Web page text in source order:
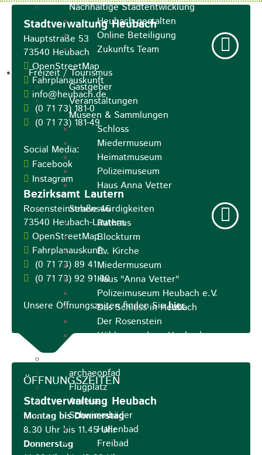
Nachhaltige Stadtentwicklung
Heubach gestalten
Online Beteiligung
Zukunfts Team
Freizeit / Tourismus
Gastgeber
Veranstaltungen
Museen & Sammlungen
Schloss
Miedermuseum
Heimatmuseum
Polizeimuseum
Haus Anna Vetter
Sehenswürdigkeiten
Rathaus
Blockturm
Ev. Kirche
Miedermuseum
Haus "Anna Vetter"
Polizeimuseum Heubach e.V.
Das Schloss in Heubach
Der Rosenstein
Höhlen rund um Heubach
Heubach Tour
archaeopfad
Flugplatz
Anreise
Schwimmbäder
Hallenbad
Freibad
Stadtverwaltung Heubach
Hauptstraße 53
73540 Heubach
OpenStreetMap
Fahrplanauskunft
info@heubach.de
(0 71 73) 181-0
(0 71 73) 181-49
Social Media:
Facebook
Instagram
Bezirksamt Lautern
Rosensteinstraße 46
73540 Heubach-Lautern
OpenStreetMap
Fahrplanauskunft
(0 71 73) 89 41
(0 71 73) 92 91 00
Unsere Öffnungszeiten finden Siehier.
ÖFFNUNGSZEITEN
Stadtverwaltung Heubach
Montag bis Donnerstag
8.30 Uhr bis 11.45 Uhr
Donnerstag